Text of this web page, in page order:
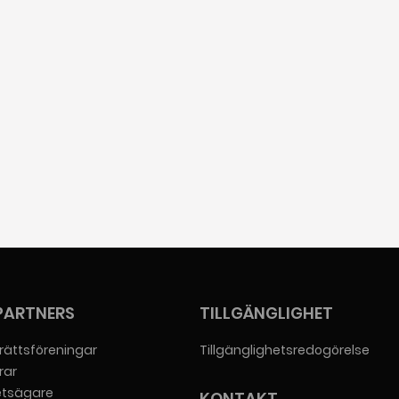
TILLGÄNGLIGHET
Tillgänglighetsredogörelse